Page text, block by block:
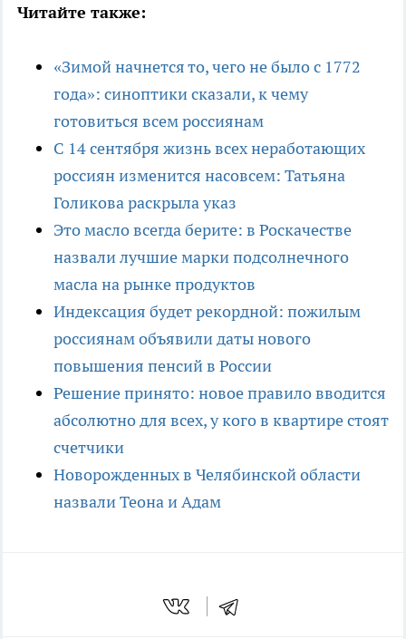
Читайте также:
«Зимой начнется то, чего не было с 1772
года»: синоптики сказали, к чему
готовиться всем россиянам
С 14 сентября жизнь всех неработающих
россиян изменится насовсем: Татьяна
Голикова раскрыла указ
Это масло всегда берите: в Роскачестве
назвали лучшие марки подсолнечного
масла на рынке продуктов
Индексация будет рекордной: пожилым
россиянам объявили даты нового
повышения пенсий в России
Решение принято: новое правило вводится
абсолютно для всех, у кого в квартире стоят
счетчики
Новорожденных в Челябинской области
назвали Теона и Адам